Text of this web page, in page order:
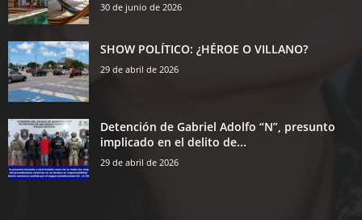
30 de junio de 2026
SHOW POLÍTICO: ¿HÉROE O VILLANO?
29 de abril de 2026
Detención de Gabriel Adolfo “N”, presunto
implicado en el delito de...
29 de abril de 2026